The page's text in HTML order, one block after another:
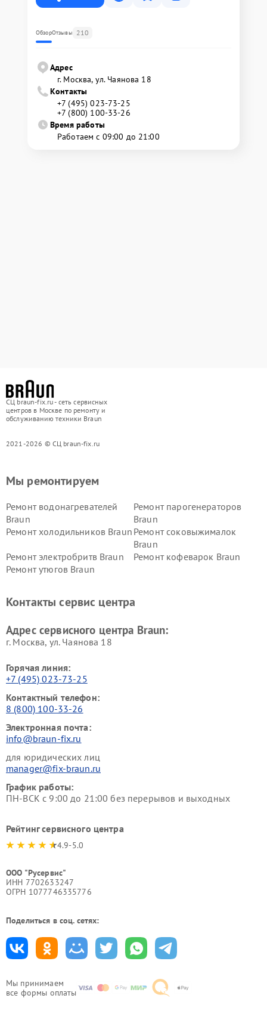
ОбзорОтзывы 210
Адрес
г. Москва, ул. Чаянова 18
Контакты
+7 (495) 023-73-25
+7 (800) 100-33-26
Время работы
Работаем с 09:00 до 21:00
СЦ braun-fix.ru - сеть сервисных
центров в Москве по ремонту и
обслуживанию техники Braun
2021-2026 © СЦ braun-fix.ru
Мы принимаем
все формы оплаты
Мы ремонтируем
Ремонт водонагревателей
Braun
Ремонт парогенераторов
Braun
Ремонт холодильников Braun Ремонт соковыжималок
Braun
Ремонт электробритв Braun
Ремонт кофеварок Braun
Ремонт утюгов Braun
Контакты сервис центра
Адрес сервисного центра Braun:
г. Москва, ул. Чаянова 18
Горячая линия:
+7 (495) 023-73-25
Контактный телефон:
8 (800) 100-33-26
Электронная почта:
info@braun-fix.ru
для юридических лиц
manager@fix-braun.ru
График работы:
ПН-ВСК с 9:00 до 21:00 без перерывов и выходных
Рейтинг сервисного центра
4.9-5.0
ООО "Русервис"
ИНН 7702633247
ОГРН 1077746335776
Поделиться в соц. сетях: